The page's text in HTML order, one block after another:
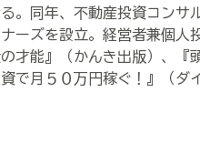
。同年、不動産投資コンサ
ーズを設立。経営者兼個人
才能』（かんき出版）、『
で月５０万円稼ぐ！』（ダ